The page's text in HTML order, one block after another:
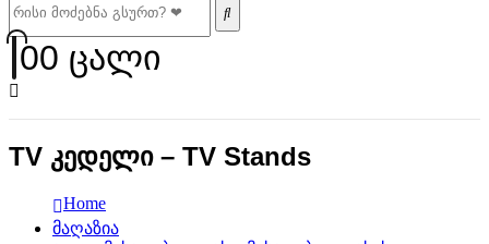
00 ცალი
TV კედელი – TV Stands
Home
მაღაზია